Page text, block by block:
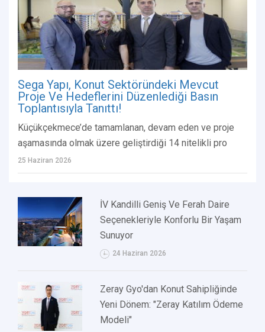
Sega Yapı, Konut Sektöründeki Mevcut
Proje Ve Hedeflerini Düzenlediği Basın
Toplantısıyla Tanıttı!
Küçükçekmece’de tamamlanan, devam eden ve proje
aşamasında olmak üzere geliştirdiği 14 nitelikli pro
25 Haziran 2026
İV Kandilli Geniş Ve Ferah Daire
Seçenekleriyle Konforlu Bir Yaşam
Sunuyor
24 Haziran 2026
Zeray Gyo'dan Konut Sahipliğinde
Yeni Dönem: "Zeray Katılım Ödeme
Modeli"